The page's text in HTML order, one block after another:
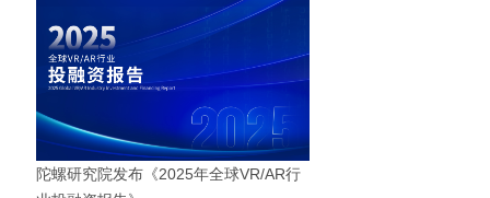
陀螺研究院发布《2025年全球VR/AR行